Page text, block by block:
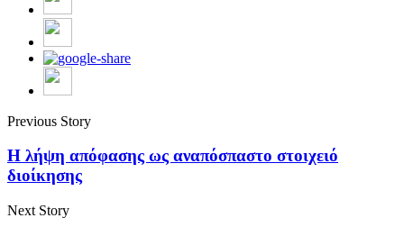
Previous Story
H λήψη απόφασης ως αναπόσπαστο στοιχειό
διοίκησης
Next Story